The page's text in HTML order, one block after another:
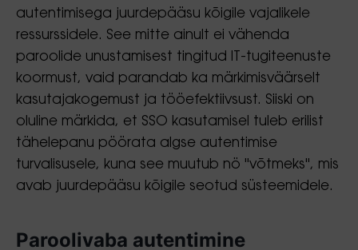
autentimisega juurdepääsu kõigile vajalikele
ressurssidele. See mitte ainult ei vähenda
paroolide unustamisest tingitud IT-tugiteenuste
koormust, vaid parandab ka märkimisväärselt
kasutajakogemust ja tööefektiivsust. Siiski on
oluline märkida, et SSO kasutamisel tuleb erilist
tähelepanu pöörata algse autentimise
turvalisusele, kuna see muutub nö "võtmeks", mis
avab juurdepääsu kõigile seotud süsteemidele.
Paroolivaba autentimine